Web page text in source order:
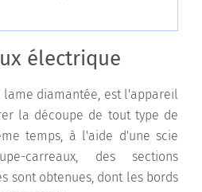
électrique
diamantée, est l'appareil
la découpe de tout type de
temps, à l'aide d'une scie
carreaux, des sections
sont obtenues, dont les bords